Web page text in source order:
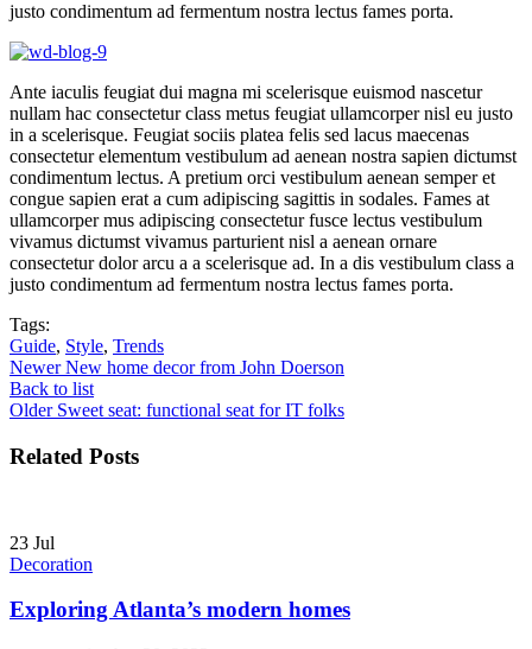
justo condimentum ad fermentum nostra lectus fames porta.
Ante iaculis feugiat dui magna mi scelerisque euismod nascetur
nullam hac consectetur class metus feugiat ullamcorper nisl eu justo
in a scelerisque. Feugiat sociis platea felis sed lacus maecenas
consectetur elementum vestibulum ad aenean nostra sapien dictumst
condimentum lectus. A pretium orci vestibulum aenean semper et
congue sapien erat a cum adipiscing sagittis in sodales. Fames at
ullamcorper mus adipiscing consectetur fusce lectus vestibulum
vivamus dictumst vivamus parturient nisl a aenean ornare
consectetur dolor arcu a a scelerisque ad. In a dis vestibulum class a
justo condimentum ad fermentum nostra lectus fames porta.
Tags:
Guide, Style, Trends
Newer New home decor from John Doerson
Back to list
Older Sweet seat: functional seat for IT folks
Related Posts
23 Jul
Decoration
Exploring Atlanta’s modern homes